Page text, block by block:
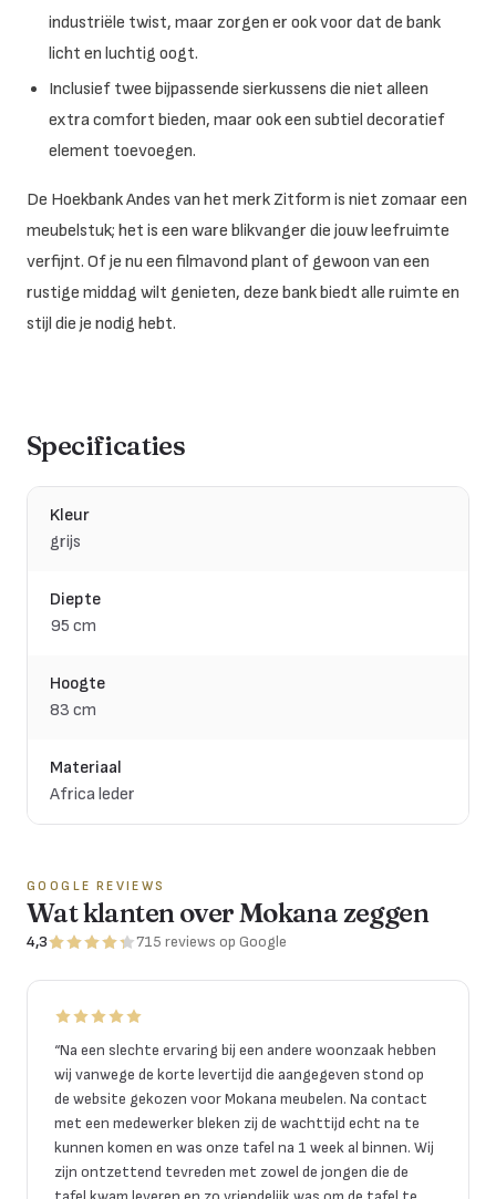
industriële twist, maar zorgen er ook voor dat de bank
licht en luchtig oogt.
Inclusief twee bijpassende sierkussens die niet alleen
extra comfort bieden, maar ook een subtiel decoratief
element toevoegen.
De Hoekbank Andes van het merk Zitform is niet zomaar een
meubelstuk; het is een ware blikvanger die jouw leefruimte
verfijnt. Of je nu een filmavond plant of gewoon van een
rustige middag wilt genieten, deze bank biedt alle ruimte en
stijl die je nodig hebt.
Specificaties
Kleur
grijs
Diepte
95 cm
Hoogte
83 cm
Materiaal
Africa leder
GOOGLE REVIEWS
Wat klanten over Mokana zeggen
4,3 715 reviews op Google
“Na een slechte ervaring bij een andere woonzaak hebben
wij vanwege de korte levertijd die aangegeven stond op
de website gekozen voor Mokana meubelen. Na contact
met een medewerker bleken zij de wachttijd echt na te
kunnen komen en was onze tafel na 1 week al binnen. Wij
zijn ontzettend tevreden met zowel de jongen die de